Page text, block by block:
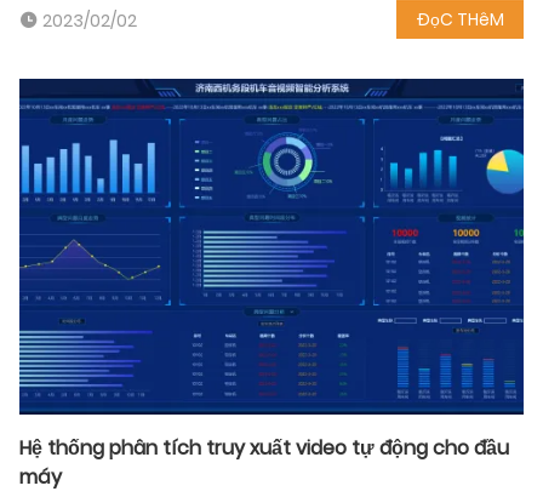
2023/02/02 ĐọC THêM
Hệ thống phân tích truy xuất video tự động cho đầu
máy